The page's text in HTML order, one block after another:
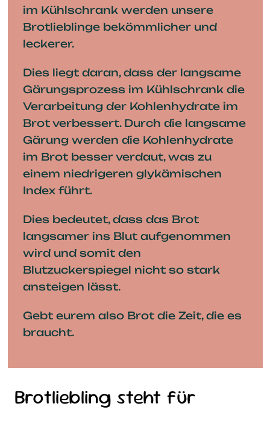
im Kühlschrank werden unsere
Brotlieblinge bekömmlicher und
leckerer.
Dies liegt daran, dass der langsame
Gärungsprozess im Kühlschrank die
Verarbeitung der Kohlenhydrate im
Brot verbessert. Durch die langsame
Gärung werden die Kohlenhydrate
im Brot besser verdaut, was zu
einem niedrigeren glykämischen
Index führt.
Dies bedeutet, dass das Brot
langsamer ins Blut aufgenommen
wird und somit den
Blutzuckerspiegel nicht so stark
ansteigen lässt.
Gebt eurem also Brot die Zeit, die es
braucht.
Brotliebling steht für